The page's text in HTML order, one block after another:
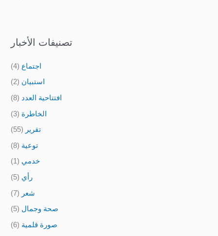
تصنيفات الأخبار
اجتماع (4)
استبيان (2)
افتتاحية العدد (8)
الخاطرة (3)
تقرير (55)
توعية (8)
خدمي (1)
رأي (5)
شعر (7)
صحة وجمال (5)
صورة قلمية (6)